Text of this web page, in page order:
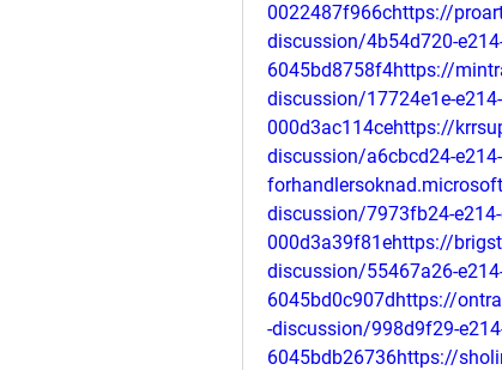
0022487f966chttps://
discussion/4b54d720-
6045bd8758f4https://
discussion/17724e1e-
000d3ac114cehttps://
discussion/a6cbcd24-
discussion/7973fb24-
000d3a39f81ehttps://
discussion/55467a26-
6045bd0c907dhttps://
-discussion/998d9f29-
6045bdb26736https://